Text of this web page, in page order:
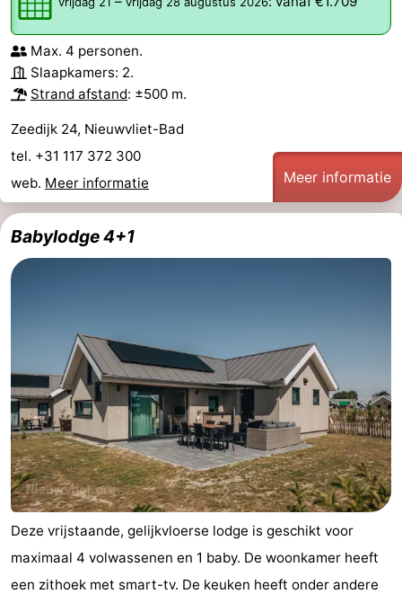
Max. 4 personen.
Slaapkamers: 2.
Strand afstand: ±500 m.
Zeedijk 24, Nieuwvliet-Bad
tel. +31 117 372 300
web. Meer informatie Meer informatie
Babylodge 4+1
Deze vrijstaande, gelijkvloerse lodge is geschikt voor
maximaal 4 volwassenen en 1 baby. De woonkamer heeft
een zithoek met smart-tv. De keuken heeft onder andere